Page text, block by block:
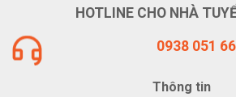
HOTLINE CHO NHÀ
0938 051
Thông tin